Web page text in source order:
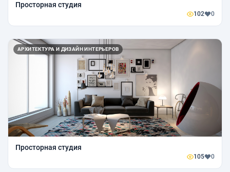
Просторная студия
102 0
АРХИТЕКТУРА И ДИЗАЙН ИНТЕРЬЕРОВ
Просторная студия
105 0